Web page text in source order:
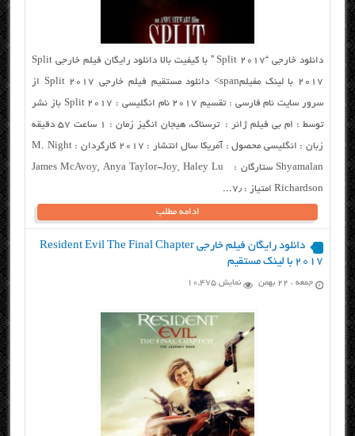
دانلود خارجی “Split 2017 ” با کیفیت بالا دانلود رایگان فیلم خارجی Split
2017 با لینک مفیلمspan> دانلود مستقیم فیلم خارجی Split 2017 از
سرور سایت نام فارسی : تقسیم ۲۰۱۷ نام انگلیسی : Split 2017 باز نشر
توسط : ام بی فیلم ژانر : ترسناک، هیجان انگیز زمان : ۱ ساعت ۵۷ دقیقه
زبان : انگلیسی محصول : آمریکا سال انتشار : ۲۰۱۷ کارگردان : M. Night
Shyamalan ستارگان : James McAvoy, Anya Taylor-Joy, Haley Lu
Richardson امتیاز : ۷٫...
ادامه مطلب
دانلود رایگان فیلم خارجی Resident Evil The Final Chapter
2017 با لینک مستقیم
جمعه ، ۲۲ بهمن نمایش 10,475